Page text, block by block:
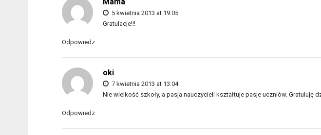
5 kwietnia 2013 at 19:05
Gratulacje!!!
Odpowiedz
oki
7 kwietnia 2013 at 13:04
Nie wielkość szkoły, a pasja nauczycieli kształtuje pasje uczniów. Gratuluję
Odpowiedz